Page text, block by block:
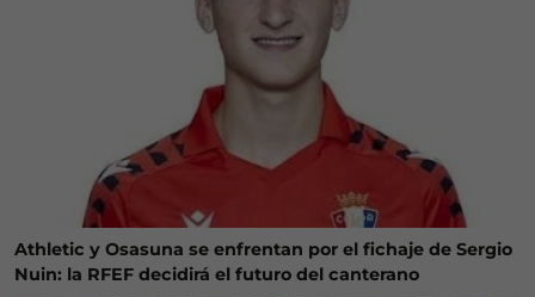
Athletic y Osasuna se enfrentan por el fichaje de Sergio
Nuin: la RFEF decidirá el futuro del canterano